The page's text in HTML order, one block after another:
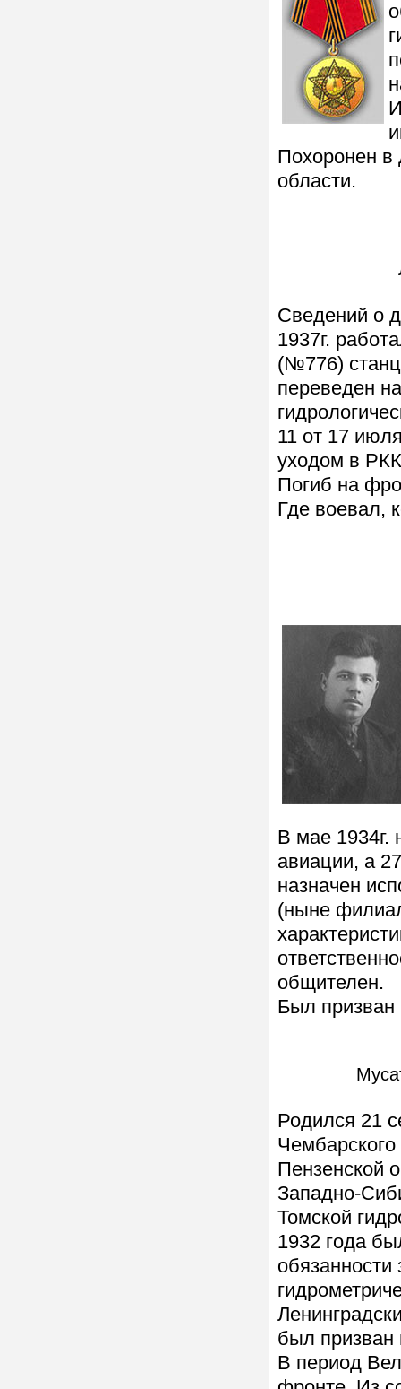
Похоронен в
области.
Сведений о
1937г.
(№776)
переведен
11 от 17
уходом в
Погиб на
Где воевал,
В мае 1934г.
авиации, а
назначен
(ныне
общителен.
Был
Родился 21
Пензенской
Западно-
Томской
1932 года
был
В период